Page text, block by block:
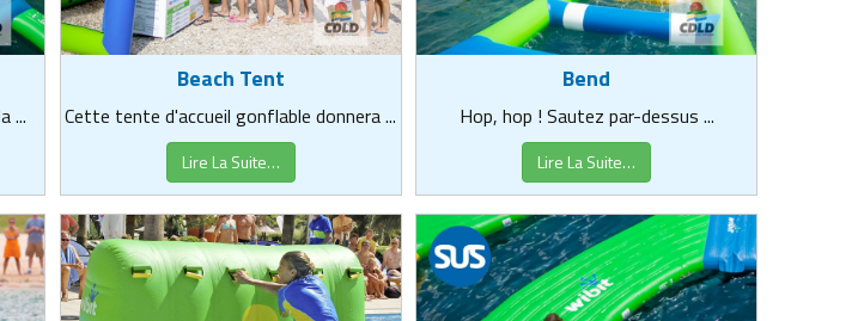
...
Beach Tent
Cette tente d'accueil gonflable donnera ...
Lire La Suite…
Bend
Hop, hop ! Sautez par-dessus ...
Lire La Suite…